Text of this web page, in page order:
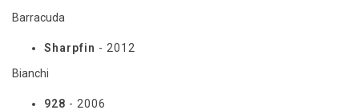
Barracuda
Sharpfin - 2012
Bianchi
928 - 2006